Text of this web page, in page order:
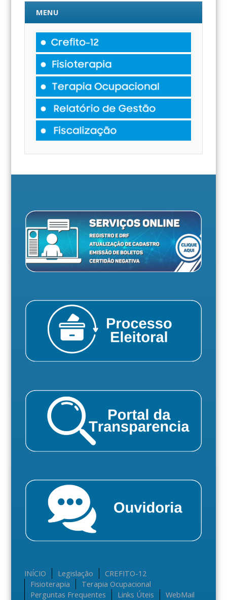
MENU
INÍCIO Legislação
CREFITO-12
Fisioterapia
Terapia Ocupacional
Perguntas Frequentes
Links Úteis WebMail